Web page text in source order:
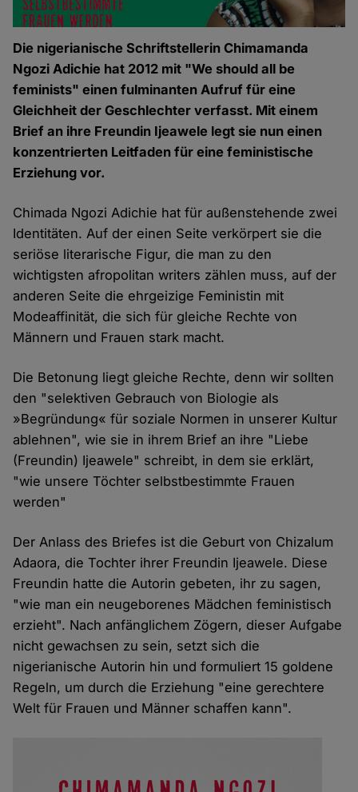
Die nigerianische Schriftstellerin Chimamanda
Ngozi Adichie hat 2012 mit "We should all be
feminists" einen fulminanten Aufruf für eine
Gleichheit der Geschlechter verfasst. Mit einem
Brief an ihre Freundin Ijeawele legt sie nun einen
konzentrierten Leitfaden für eine feministische
Erziehung vor.
Chimada Ngozi Adichie hat für außenstehende zwei
Identitäten. Auf der einen Seite verkörpert sie die
seriöse literarische Figur, die man zu den
wichtigsten afropolitan writers zählen muss, auf der
anderen Seite die ehrgeizige Feministin mit
Modeaffinität, die sich für gleiche Rechte von
Männern und Frauen stark macht.
Die Betonung liegt gleiche Rechte, denn wir sollten
den "selektiven Gebrauch von Biologie als
»Begründung« für soziale Normen in unserer Kultur
ablehnen", wie sie in ihrem Brief an ihre "Liebe
(Freundin) Ijeawele" schreibt, in dem sie erklärt,
"wie unsere Töchter selbstbestimmte Frauen
werden"
Der Anlass des Briefes ist die Geburt von Chizalum
Adaora, die Tochter ihrer Freundin Ijeawele. Diese
Freundin hatte die Autorin gebeten, ihr zu sagen,
"wie man ein neugeborenes Mädchen feministisch
erzieht". Nach anfänglichem Zögern, dieser Aufgabe
nicht gewachsen zu sein, setzt sich die
nigerianische Autorin hin und formuliert 15 goldene
Regeln, um durch die Erziehung "eine gerechtere
Welt für Frauen und Männer schaffen kann".